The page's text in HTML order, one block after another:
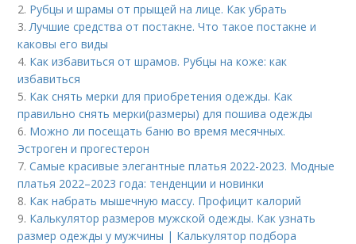
2. Рубцы и шрамы от прыщей на лице. Как убрать
3.Лучшие средства от постакне. Что такое постакне и
каковы его виды
4. Как избавиться от шрамов. Рубцы на коже: как
избавиться
5. Как снять мерки для приобретения одежды. Как
правильно снять мерки(размеры) для пошива одежды
6. Можно ли посещать баню во время месячных.
Эстроген и прогестерон
7.Самые красивые элегантные платья 2022-2023. Модные
платья 2022–2023 года: тенденции и новинки
8. Как набрать мышечную массу. Профицит калорий
9. Калькулятор размеров мужской одежды. Как узнать
размер одежды у мужчины | Калькулятор подбора